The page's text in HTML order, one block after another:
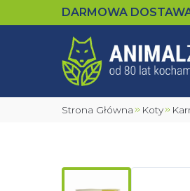
DARMOWA
Strona Główna Koty